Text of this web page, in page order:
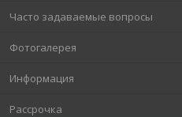
Часто задаваемые вопросы
Фотогалерея
Информация
Рассрочка